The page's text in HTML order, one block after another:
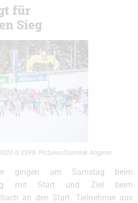
für
Sieg
© EXPA Pictures/Dominik Angerer
gingen am Samstag beim
mit Start und Ziel beim
an den Start. Teilnehmer aus